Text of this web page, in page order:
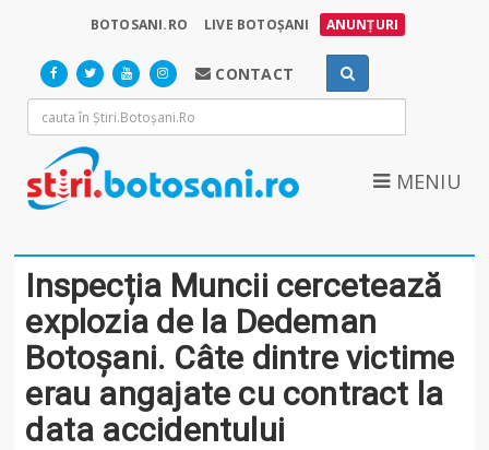
BOTOSANI.RO LIVE BOTOȘANI ANUNȚURI
CONTACT
MENIU
Inspecția Muncii cercetează
explozia de la Dedeman
Botoșani. Câte dintre victime
erau angajate cu contract la
data accidentului